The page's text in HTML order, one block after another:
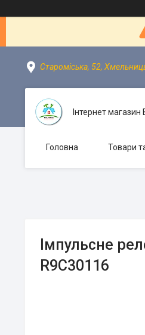
Староміська, 52,
Інтернет
Головна Товари
Імпульсне
R9C30116